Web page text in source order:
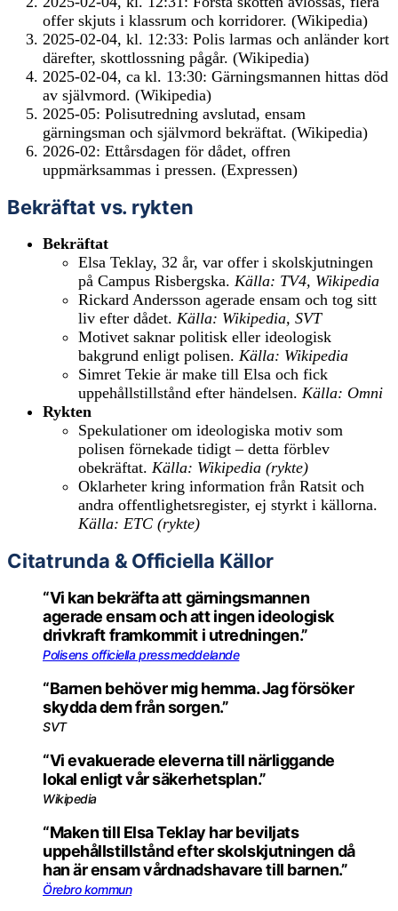
offer skjuts i klassrum och korridorer. (Wikipedia)
2025-02-04, kl. 12:33: Polis larmas och anländer kort
därefter, skottlossning pågår. (Wikipedia)
2025-02-04, ca kl. 13:30: Gärningsmannen hittas död
av självmord. (Wikipedia)
2025-05: Polisutredning avslutad, ensam
gärningsman och självmord bekräftat. (Wikipedia)
2026-02: Ettårsdagen för dådet, offren
uppmärksammas i pressen. (Expressen)
Bekräftat vs. rykten
Bekräftat
Elsa Teklay, 32 år, var offer i skolskjutningen
på Campus Risbergska. Källa: TV4, Wikipedia
Rickard Andersson agerade ensam och tog sitt
liv efter dådet. Källa: Wikipedia, SVT
Motivet saknar politisk eller ideologisk
bakgrund enligt polisen. Källa: Wikipedia
Simret Tekie är make till Elsa och fick
uppehållstillstånd efter händelsen. Källa: Omni
Rykten
Spekulationer om ideologiska motiv som
polisen förnekade tidigt – detta förblev
obekräftat. Källa: Wikipedia (rykte)
Oklarheter kring information från Ratsit och
andra offentlighetsregister, ej styrkt i källorna.
Källa: ETC (rykte)
Citatrunda & Officiella Källor
“Vi kan bekräfta att gärningsmannen
agerade ensam och att ingen ideologisk
drivkraft framkommit i utredningen.”
Polisens officiella pressmeddelande
“Barnen behöver mig hemma. Jag försöker
skydda dem från sorgen.”
SVT
“Vi evakuerade eleverna till närliggande
lokal enligt vår säkerhetsplan.”
Wikipedia
“Maken till Elsa Teklay har beviljats
uppehållstillstånd efter skolskjutningen då
han är ensam vårdnadshavare till barnen.”
Örebro kommun